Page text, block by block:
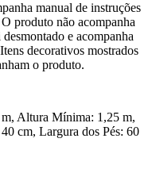
manual de instruções
produto não acompanha
e acompanha
decorativos mostrados
o produto.
Altura Mínima: 1,25 m,
cm, Largura dos Pés: 60